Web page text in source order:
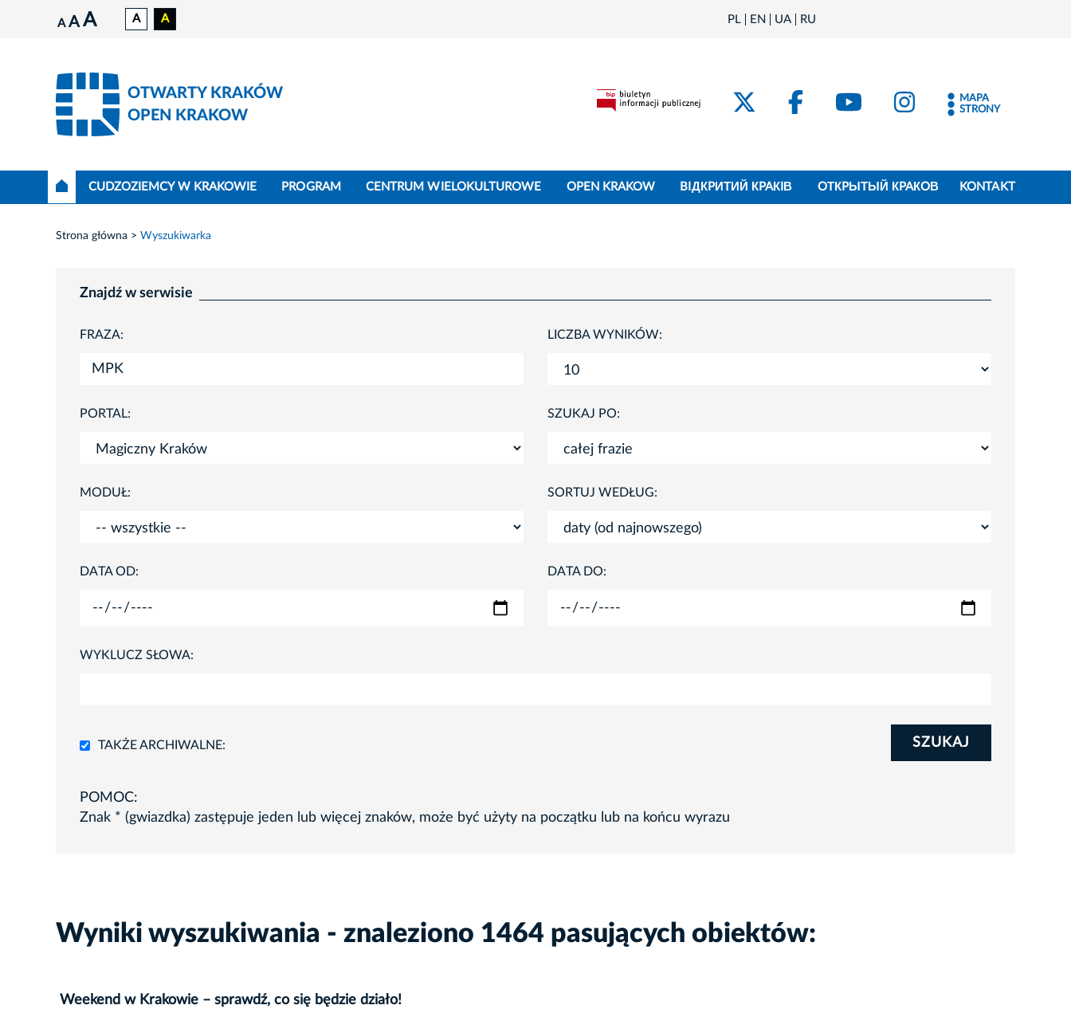
A A A A A PL EN UA RU
OTWARTY KRAKÓW
OPEN KRAKOW
MAPA
STRONY
CUDZOZIEMCY W KRAKOWIE PROGRAM CENTRUM WIELOKULTUROWE OPEN KRAKOW BIДКPИТИЙ КPAКIВ OТКPЫТЫЙ КPAКOВ KONTAKT
Strona główna Wyszukiwarka
Znajdź w serwisie
FRAZA: LICZBA WYNIKÓW:
PORTAL: SZUKAJ PO:
MODUŁ: SORTUJ WEDŁUG:
DATA OD: DATA DO:
WYKLUCZ SŁOWA:
TAKŻE ARCHIWALNE: SZUKAJ
POMOC:
Znak * (gwiazdka) zastępuje jeden lub więcej znaków, może być użyty na początku lub na końcu wyrazu
Wyniki wyszukiwania - znaleziono 1464 pasujących obiektów:
Weekend w Krakowie – sprawdź, co się będzie działo!